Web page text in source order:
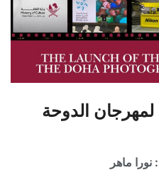
لمهرجان الدوحة
ماهر